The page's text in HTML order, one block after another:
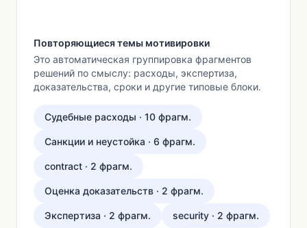
Повторяющиеся темы мотивировки
Это автоматическая группировка фрагментов
решений по смыслу: расходы, экспертиза,
доказательства, сроки и другие типовые блоки.
Судебные расходы · 10 фрагм.
Санкции и неустойка · 6 фрагм.
contract · 2 фрагм.
Оценка доказательств · 2 фрагм.
Экспертиза · 2 фрагм. security · 2 фрагм.